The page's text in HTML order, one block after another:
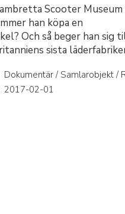
Scooter
han köpa en
Och så beger han sig
sista
Dokumentär / Samlarobjekt /
2017-02-01